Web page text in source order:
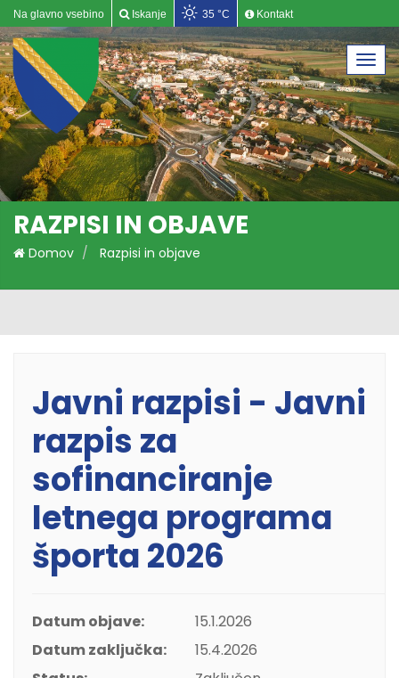
Na glavno vsebino Iskanje 35 °C Kontakt
RAZPISI IN OBJAVE
Domov Razpisi in objave
Javni razpisi - Javni
razpis za
sofinanciranje
letnega programa
športa 2026
Datum objave:
15.1.2026
Datum zaključka:
15.4.2026